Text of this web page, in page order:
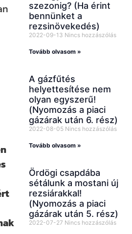
szezonig? (Ha érint
bennünket a
rezsinövekedés)
2022-09-13 Nincs hozzászólás
Tovább olvasom »
A gázfűtés
helyettesítése nem
olyan egyszerű!
(Nyomozás a piaci
gázárak után 6. rész)
2022-08-05 Nincs hozzászólás
Tovább olvasom »
Ördögi csapdába
sétálunk a mostani új
rezsiárakkal!
(Nyomozás a piaci
gázárak után 5. rész)
2022-07-27 Nincs hozzászólás